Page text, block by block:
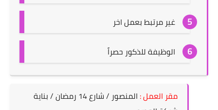
غير مرتبط بعمل اخر
الوظيفة للذكور حصراً
مقر العمل :
المنصور / شارع 14 رمضان / بناية